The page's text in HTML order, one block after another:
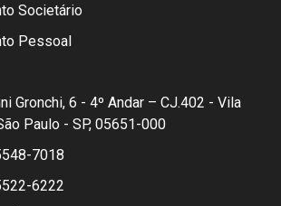
Societário
Pessoal
Gronchi, 6 - 4º Andar – CJ.402 - Vila
Paulo - SP, 05651-000
7018
6222